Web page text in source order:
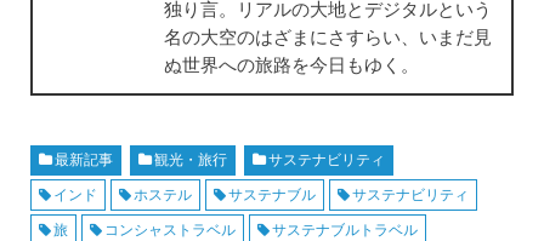
独り言。リアルの大地とデジタルという
名の大空のはざまにさすらい、いまだ見
ぬ世界への旅路を今日もゆく。
最新記事 観光・旅行
サステナビリティ
インド
ホステル サステナブル
サステナビリティ
旅
コンシャストラベル サステナブルトラベル